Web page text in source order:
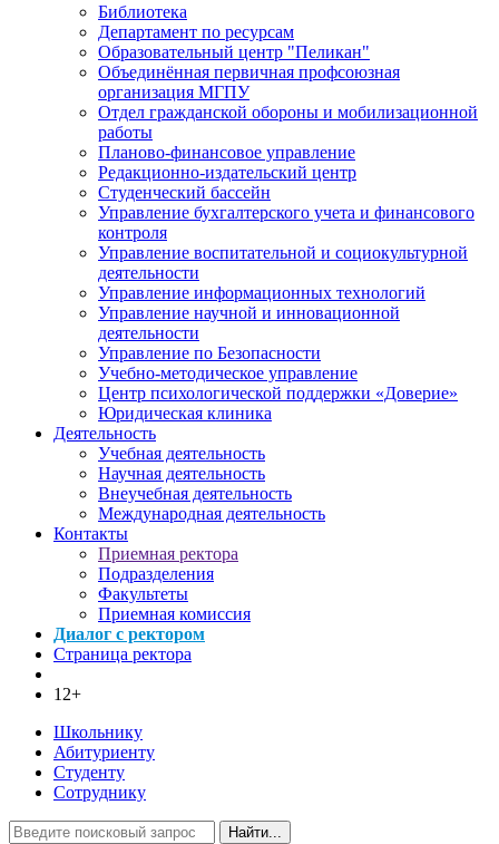
Библиотека
Департамент по ресурсам
Образовательный центр "Пеликан"
Объединённая первичная профсоюзная
организация МГПУ
Отдел гражданской обороны и мобилизационной
работы
Планово-финансовое управление
Редакционно-издательский центр
Студенческий бассейн
Управление бухгалтерского учета и финансового
контроля
Управление воспитательной и социокультурной
деятельности
Управление информационных технологий
Управление научной и инновационной
деятельности
Управление по Безопасности
Учебно-методическое управление
Центр психологической поддержки «Доверие»
Юридическая клиника
Деятельность
Учебная деятельность
Научная деятельность
Внеучебная деятельность
Международная деятельность
Контакты
Приемная ректора
Подразделения
Факультеты
Приемная комиссия
Диалог с ректором
Страница ректора
12+
Школьнику
Абитуриенту
Студенту
Сотруднику
Найти...